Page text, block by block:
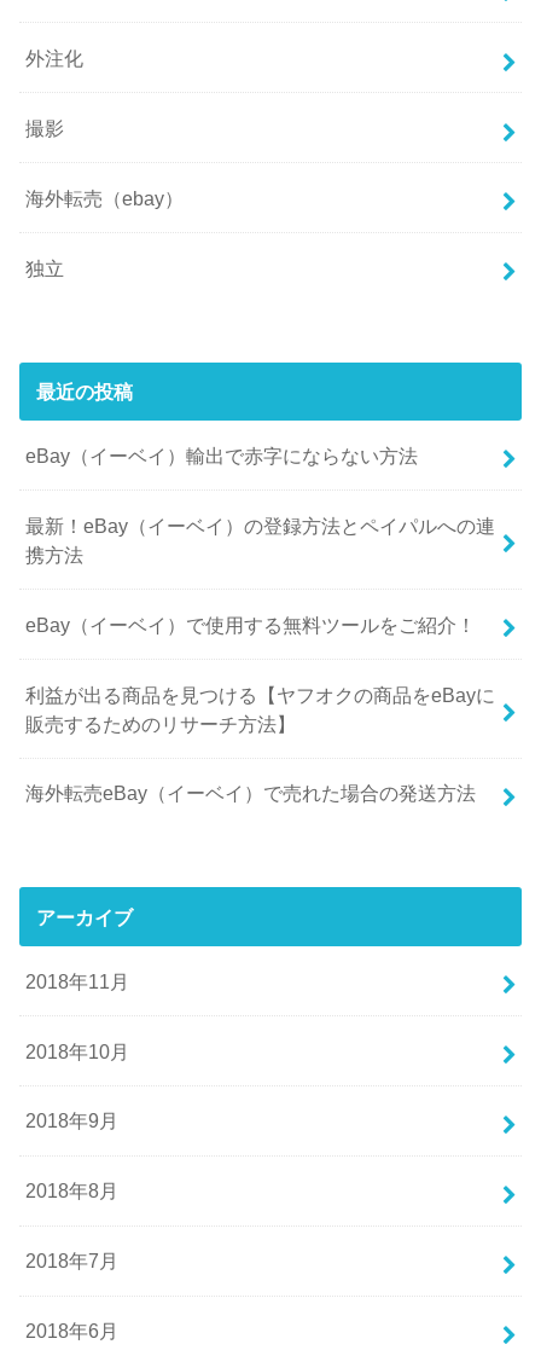
外注化
撮影
海外転売（ebay）
独立
最近の投稿
eBay（イーベイ）輸出で赤字にならない方法
最新！eBay（イーベイ）の登録方法とペイパルへの連
携方法
eBay（イーベイ）で使用する無料ツールをご紹介！
利益が出る商品を見つける【ヤフオクの商品をeBayに
販売するためのリサーチ方法】
海外転売eBay（イーベイ）で売れた場合の発送方法
アーカイブ
2018年11月
2018年10月
2018年9月
2018年8月
2018年7月
2018年6月